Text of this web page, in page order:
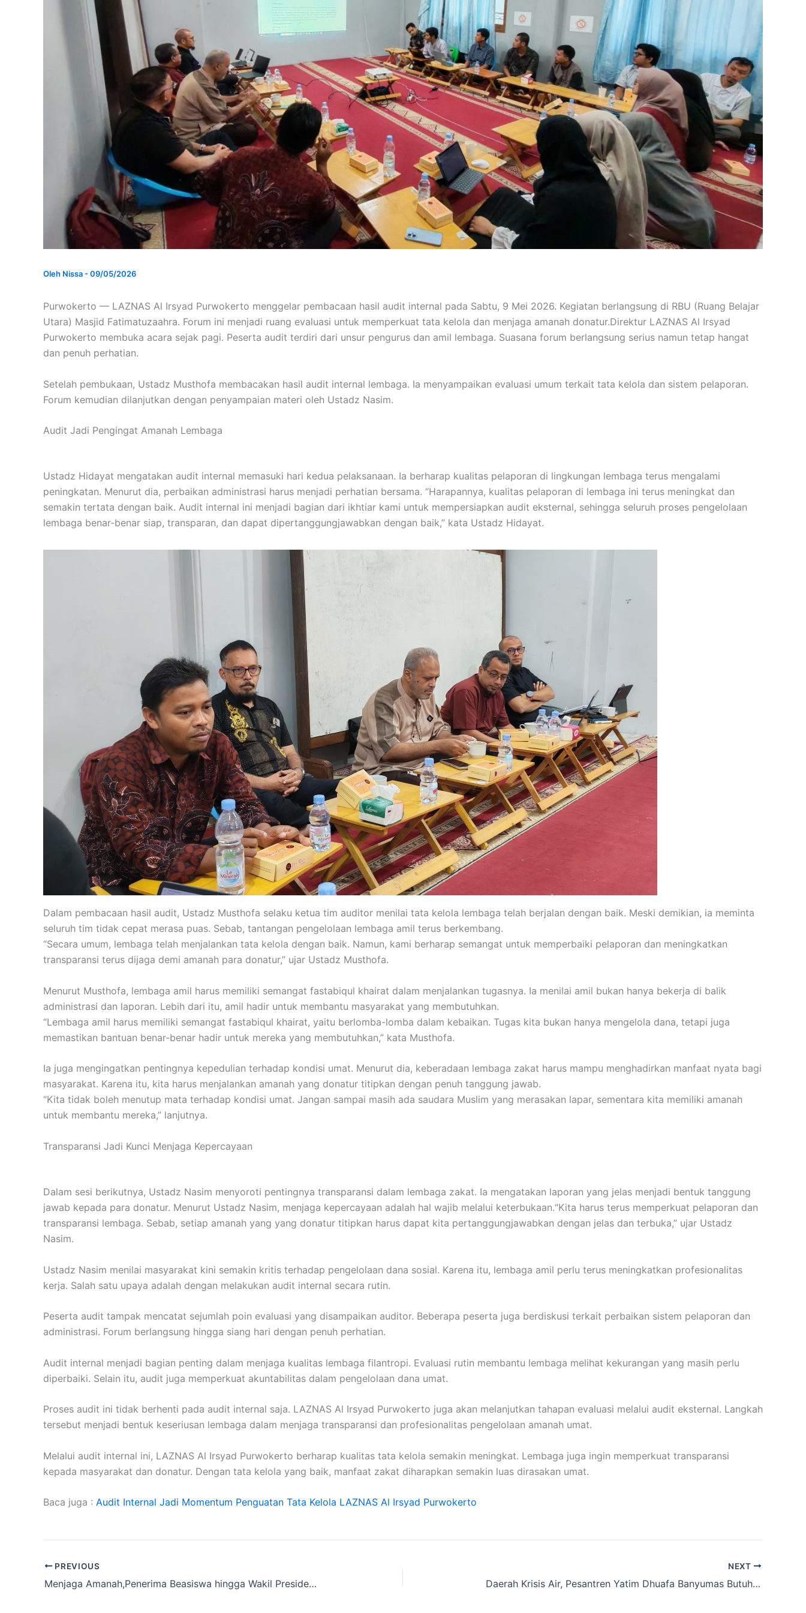
Oleh Nissa-09/05/2026
Purwokerto — LAZNAS Al Irsyad Purwokerto menggelar pembacaan hasil audit internal pada Sabtu, 9 Mei 2026. Kegiatan berlangsung di RBU (Ruang Belajar
Utara) Masjid Fatimatuzaahra. Forum ini menjadi ruang evaluasi untuk memperkuat tata kelola dan menjaga amanah donatur.Direktur LAZNAS Al Irsyad
Purwokerto membuka acara sejak pagi. Peserta audit terdiri dari unsur pengurus dan amil lembaga. Suasana forum berlangsung serius namun tetap hangat
dan penuh perhatian.
Setelah pembukaan, Ustadz Musthofa membacakan hasil audit internal lembaga. Ia menyampaikan evaluasi umum terkait tata kelola dan sistem pelaporan.
Forum kemudian dilanjutkan dengan penyampaian materi oleh Ustadz Nasim.
Audit Jadi Pengingat Amanah Lembaga
Ustadz Hidayat mengatakan audit internal memasuki hari kedua pelaksanaan. Ia berharap kualitas pelaporan di lingkungan lembaga terus mengalami
peningkatan. Menurut dia, perbaikan administrasi harus menjadi perhatian bersama. “Harapannya, kualitas pelaporan di lembaga ini terus meningkat dan
semakin tertata dengan baik. Audit internal ini menjadi bagian dari ikhtiar kami untuk mempersiapkan audit eksternal, sehingga seluruh proses pengelolaan
lembaga benar-benar siap, transparan, dan dapat dipertanggungjawabkan dengan baik,” kata Ustadz Hidayat.
Dalam pembacaan hasil audit, Ustadz Musthofa selaku ketua tim auditor menilai tata kelola lembaga telah berjalan dengan baik. Meski demikian, ia meminta
seluruh tim tidak cepat merasa puas. Sebab, tantangan pengelolaan lembaga amil terus berkembang.
“Secara umum, lembaga telah menjalankan tata kelola dengan baik. Namun, kami berharap semangat untuk memperbaiki pelaporan dan meningkatkan
transparansi terus dijaga demi amanah para donatur,” ujar Ustadz Musthofa.
Menurut Musthofa, lembaga amil harus memiliki semangat fastabiqul khairat dalam menjalankan tugasnya. Ia menilai amil bukan hanya bekerja di balik
administrasi dan laporan. Lebih dari itu, amil hadir untuk membantu masyarakat yang membutuhkan.
“Lembaga amil harus memiliki semangat fastabiqul khairat, yaitu berlomba-lomba dalam kebaikan. Tugas kita bukan hanya mengelola dana, tetapi juga
memastikan bantuan benar-benar hadir untuk mereka yang membutuhkan,” kata Musthofa.
Ia juga mengingatkan pentingnya kepedulian terhadap kondisi umat. Menurut dia, keberadaan lembaga zakat harus mampu menghadirkan manfaat nyata bagi
masyarakat. Karena itu, kita harus menjalankan amanah yang donatur titipkan dengan penuh tanggung jawab.
“Kita tidak boleh menutup mata terhadap kondisi umat. Jangan sampai masih ada saudara Muslim yang merasakan lapar, sementara kita memiliki amanah
untuk membantu mereka,” lanjutnya.
Transparansi Jadi Kunci Menjaga Kepercayaan
Dalam sesi berikutnya, Ustadz Nasim menyoroti pentingnya transparansi dalam lembaga zakat. Ia mengatakan laporan yang jelas menjadi bentuk tanggung
jawab kepada para donatur. Menurut Ustadz Nasim, menjaga kepercayaan adalah hal wajib melalui keterbukaan.“Kita harus terus memperkuat pelaporan dan
transparansi lembaga. Sebab, setiap amanah yang yang donatur titipkan harus dapat kita pertanggungjawabkan dengan jelas dan terbuka,” ujar Ustadz
Nasim.
Ustadz Nasim menilai masyarakat kini semakin kritis terhadap pengelolaan dana sosial. Karena itu, lembaga amil perlu terus meningkatkan profesionalitas
kerja. Salah satu upaya adalah dengan melakukan audit internal secara rutin.
Peserta audit tampak mencatat sejumlah poin evaluasi yang disampaikan auditor. Beberapa peserta juga berdiskusi terkait perbaikan sistem pelaporan dan
administrasi. Forum berlangsung hingga siang hari dengan penuh perhatian.
Audit internal menjadi bagian penting dalam menjaga kualitas lembaga filantropi. Evaluasi rutin membantu lembaga melihat kekurangan yang masih perlu
diperbaiki. Selain itu, audit juga memperkuat akuntabilitas dalam pengelolaan dana umat.
Proses audit ini tidak berhenti pada audit internal saja. LAZNAS Al Irsyad Purwokerto juga akan melanjutkan tahapan evaluasi melalui audit eksternal. Langkah
tersebut menjadi bentuk keseriusan lembaga dalam menjaga transparansi dan profesionalitas pengelolaan amanah umat.
Melalui audit internal ini, LAZNAS Al Irsyad Purwokerto berharap kualitas tata kelola semakin meningkat. Lembaga juga ingin memperkuat transparansi
kepada masyarakat dan donatur. Dengan tata kelola yang baik, manfaat zakat diharapkan semakin luas dirasakan umat.
Baca juga : Audit Internal Jadi Momentum Penguatan Tata Kelola LAZNAS Al Irsyad Purwokerto
PREVIOUS
Menjaga Amanah,Penerima Beasiswa hingga Wakil Presiden BEM
NEXT
Daerah Krisis Air, Pesantren Yatim Dhuafa Banyumas Butuh Sumur